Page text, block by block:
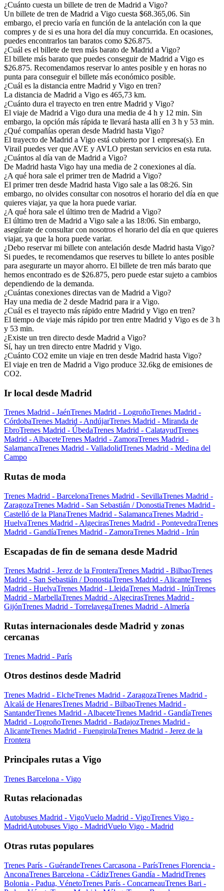
¿Cuánto cuesta un billete de tren de Madrid a Vigo?
Un billete de tren de Madrid a Vigo cuesta $68.365,06. Sin
embargo, el precio varía en función de la antelación con la que
compres y de si es una hora del día muy concurrida. En ocasiones,
puedes encontrarlos tan baratos como $26.875.
¿Cuál es el billete de tren más barato de Madrid a Vigo?
El billete más barato que puedes conseguir de Madrid a Vigo es
$26.875. Recomendamos reservar lo antes posible y en horas no
punta para conseguir el billete más económico posible.
¿Cuál es la distancia entre Madrid y Vigo en tren?
La distancia de Madrid a Vigo es 465,73 km.
¿Cuánto dura el trayecto en tren entre Madrid y Vigo?
El viaje de Madrid a Vigo dura una media de 4 h y 12 min. Sin
embargo, la opción más rápida te llevará hasta allí en 3 h y 53 min.
¿Qué compañías operan desde Madrid hasta Vigo?
El trayecto de Madrid a Vigo está cubierto por 1 empresa(s). En
Virail puedes ver que AVE y AVLO prestan servicios en esta ruta.
¿Cuántos al día van de Madrid a Vigo?
De Madrid hasta Vigo hay una media de 2 conexiones al día.
¿A qué hora sale el primer tren de Madrid a Vigo?
El primer tren desde Madrid hasta Vigo sale a las 08:26. Sin
embargo, no olvides consultar con nosotros el horario del día en que
quieres viajar, ya que la hora puede variar.
¿A qué hora sale el último tren de Madrid a Vigo?
El último tren de Madrid a Vigo sale a las 18:06. Sin embargo,
asegúrate de consultar con nosotros el horario del día en que quieres
viajar, ya que la hora puede variar.
¿Debo reservar mi billete con antelación desde Madrid hasta Vigo?
Si puedes, te recomendamos que reserves tu billete lo antes posible
para asegurarte un mayor ahorro. El billete de tren más barato que
hemos encontrado es de $26.875, pero puede estar sujeto a cambios
dependiendo de la demanda.
¿Cuántas conexiones directas van de Madrid a Vigo?
Hay una media de 2 desde Madrid para ir a Vigo.
¿Cuál es el trayecto más rápido entre Madrid y Vigo en tren?
El tiempo de viaje más rápido por tren entre Madrid y Vigo es de 3 h
y 53 min.
¿Existe un tren directo desde Madrid a Vigo?
Sí, hay un tren directo entre Madrid y Vigo.
¿Cuánto CO2 emite un viaje en tren desde Madrid hasta Vigo?
El viaje en tren de Madrid a Vigo produce 32.6kg de emisiones de
CO2.
Ir local desde Madrid
Trenes Madrid - JaénTrenes Madrid - LogroñoTrenes Madrid -
CórdobaTrenes Madrid - AndújarTrenes Madrid - Miranda de
EbroTrenes Madrid - ÚbedaTrenes Madrid - CalatayudTrenes
Madrid - AlbaceteTrenes Madrid - ZamoraTrenes Madrid -
SalamancaTrenes Madrid - ValladolidTrenes Madrid - Medina del
Campo
Rutas de moda
Trenes Madrid - BarcelonaTrenes Madrid - SevillaTrenes Madrid -
ZaragozaTrenes Madrid - San Sebastián / DonostiaTrenes Madrid -
Castelló de la PlanaTrenes Madrid - SalamancaTrenes Madrid -
HuelvaTrenes Madrid - AlgecirasTrenes Madrid - PontevedraTrenes
Madrid - GandíaTrenes Madrid - ZamoraTrenes Madrid - Irún
Escapadas de fin de semana desde Madrid
Trenes Madrid - Jerez de la FronteraTrenes Madrid - BilbaoTrenes
Madrid - San Sebastián / DonostiaTrenes Madrid - AlicanteTrenes
Madrid - HuelvaTrenes Madrid - LleidaTrenes Madrid - IrúnTrenes
Madrid - MarbellaTrenes Madrid - AlgecirasTrenes Madrid -
GijónTrenes Madrid - TorrelavegaTrenes Madrid - Almería
Rutas internacionales desde Madrid y zonas
cercanas
Trenes Madrid - París
Otros destinos desde Madrid
Trenes Madrid - ElcheTrenes Madrid - ZaragozaTrenes Madrid -
Alcalá de HenaresTrenes Madrid - BilbaoTrenes Madrid -
SantanderTrenes Madrid - AlbaceteTrenes Madrid - GandíaTrenes
Madrid - LogroñoTrenes Madrid - BadajozTrenes Madrid -
AlicanteTrenes Madrid - FuengirolaTrenes Madrid - Jerez de la
Frontera
Principales rutas a Vigo
Trenes Barcelona - Vigo
Rutas relacionadas
Autobuses Madrid - VigoVuelo Madrid - VigoTrenes Vigo -
MadridAutobuses Vigo - MadridVuelo Vigo - Madrid
Otras rutas populares
Trenes París - GuérandeTrenes Carcasona - ParísTrenes Florencia -
AnconaTrenes Barcelona - CádizTrenes Gandía - MadridTrenes
Bolonia - Padua, VénetoTrenes París - ConcarneauTrenes Bari -